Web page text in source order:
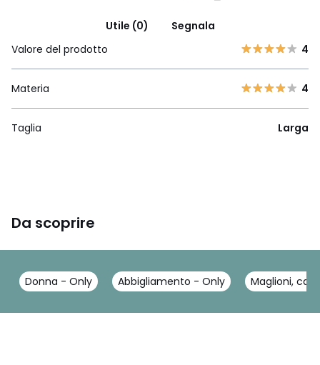
Utile (0)
Segnala
Valore del prodotto
4
Materia 4
Taglia Larga
Da scoprire
Donna - Only Abbigliamento - Only Maglioni,